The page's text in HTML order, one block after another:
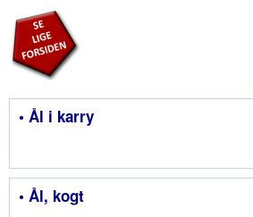
• Ål i karry
• Ål, kogt